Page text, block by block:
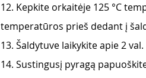
12. Kepkite orkaitėje 125 °C
temperatūros prieš dedant į
13. Šaldytuve laikykite apie 2 val.
14. Sustingusį pyragą